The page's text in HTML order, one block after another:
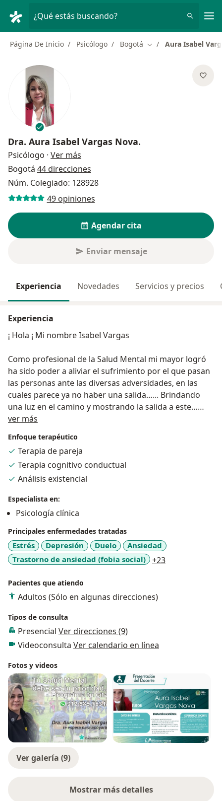
¿Qué estás buscando?
Página De Inicio Psicólogo Bogotá Cambiar de ciudad
Aura Isabel
Dra. Aura Isabel Vargas Nova.
Psicólogo · Ver más
Bogotá 44 direcciones
Núm. Colegiado: 128928
49 opiniones
Agendar cita
Enviar mensaje
Experiencia Novedades Servicios y precios
Experiencia
¡ Hola ¡ Mi nombre Isabel Vargas
Como profesional de la Salud Mental mi mayor logró
ha sido poder a aliviar el sufrimiento por el que pasan
las personas ante las diversas adversidades, en las
cuales parece ya no haber una salida…... Brindando
una luz en el camino y mostrando la salida a este…
para lograr la vida que toda persona merece.
Mi experiencia durante 14 años en diversos ámbitos
Docencia Universitaria
Talleres de Calidad de vida, desarrollo humano, entre
Conferencista - Inteligencia emocional, motivación
organizacional – laboral,
Capacitadora en relaciones de pareja, resolución de
conflictos, liderazgo, acoso laboral, comité de
convivencia autoestima, autoimagen, autoconcepto,
etc.
vida, manejo del estrés, y más.
Terapeuta - Cognitivo Conductual – Amplia experiencia
apoyo, orientación, herramientas que les ayuden a
salir aliviados, airosos y satisfechos al darse cuenta de
las capacidades que poseen para enfrentar con
diversas razones han tenido que enfrentar
Encontrando alivio a los sufrimientos que afectaban
su calidad de vida..... todo esto lo inician a
experimentar desde la primera cita.
ver más
Enfoque terapéutico
Terapia de pareja
Terapia cognitivo conductual
Análisis existencial
Especialista en:
Psicología clínica
Principales enfermedades tratadas
Estrés Depresión Duelo
Ansiedad
Trastorno de ansiedad (fobia social)
+23
Pacientes que atiendo
Adultos (Sólo en algunas direcciones)
Tipos de consulta
Presencial Ver direcciones (9)
Videoconsulta Ver calendario en línea
Fotos y videos
Ver galería (9)
Mostrar más detalles
sobre la experiencia